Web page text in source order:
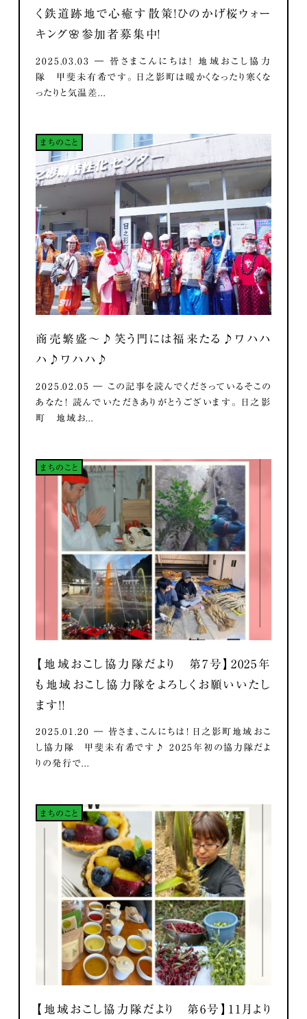
く鉄道跡地で心癒す散策！ひのかげ桜ウォー
キング🌸参加者募集中！
2025.03.03 ― 皆さまこんにちは！ 地域おこし協力
隊 甲斐未有希です。 日之影町は暖かくなったり寒くな
ったりと気温差...
まちのこと
商売繁盛～♪笑う門には福来たる♪ワハハ
ハ♪ワハハ♪
2025.02.05 ― この記事を読んでくださっているそこの
あなた！ 読んでいただきありがとうございます。 日之影
町 地域お...
まちのこと
【地域おこし協力隊だより 第7号】2025年
も地域おこし協力隊をよろしくお願いいたし
ます！！
2025.01.20 ― 皆さま、こんにちは！ 日之影町地域おこ
し協力隊 甲斐未有希です♪ 2025年初の協力隊だよ
りの発行で...
まちのこと
【地域おこし協力隊だより 第6号】11月より